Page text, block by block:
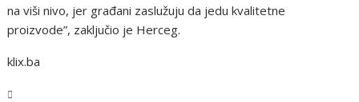
na viši nivo, jer građani zaslužuju da jedu kvalitetne
proizvode”, zaključio je Herceg.
klix.ba